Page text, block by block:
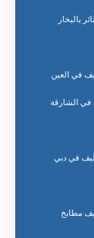
بالبخار
في العين
الشارقة
في دبي
مطابخ